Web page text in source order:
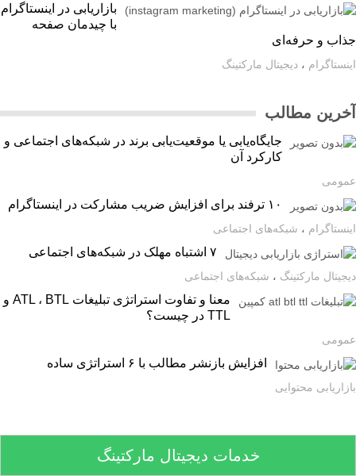
بازاریابی در اینستاگرام
با چیدمان صفحه
و حرفه‌ای
،دیجیتال مارکتینگ
مطالب
جایگاه‌یابی یا موقعیت‌یابی برند در شبکه‌های اجتماعی و
کارکرد آن
۱۰ ترفند برای افزایش ضریب مشارکت در اینستاگرام
،شبکه‌های اجتماعی
مارکتینگ،شبکه‌های اجتماعی
معنا و تفاوت استراتژی تبلیغات ATL ، BTL و
TTL در چیست؟
افزایش بازنشر مطالب با ۶ استراتژی ساده
محتوایی
خدمات دیجیتال مارکتینگ